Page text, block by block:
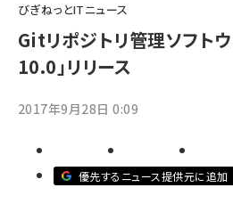
加藤銘のチーム貢献～仲間
iot女子会 (2273)
genai (1477)
びぎねっとITニュース
Gitリポジトリ管理ソフト
10.0」リリース
2017年9月28日 0:09
優先するニュース提供元に追加